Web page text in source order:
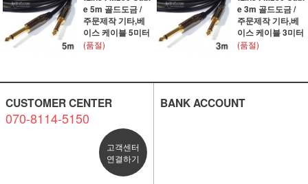
e 5m 골드도금 /
주문제작 기타,베
이스 케이블 5미터
(품절)
e 3m 골드도금 /
주문제작 기타,베
이스 케이블 3미터
(품절)
CUSTOMER CENTER
070-8114-5150
고객센터
연결하기
BANK ACCOUNT